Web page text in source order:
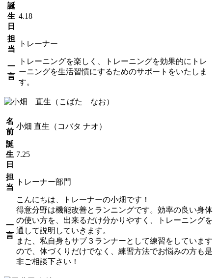
誕
生
日
4.18
担
当
トレーナー
一
言
トレーニングを楽しく、トレーニングを効果的にトレ
ーニングを生活習慣にするためのサポートをいたしま
す。
名
前
小畑 直生（コバタ ナオ）
誕
生
日
7.25
担
当
トレーナー部門
一
言
こんにちは、トレーナーの小畑です！
得意分野は機能改善とランニングです。効率の良い身体
の使い方を、出来るだけ分かりやすく、トレーニングを
通して説明していきます。
また、私自身もサブ３ランナーとして練習をしています
ので、体づくりだけでなく、練習方法でお悩みの方も是
非ご相談下さい！